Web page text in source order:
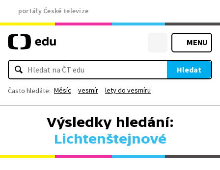
portály České televize
MENU
Hledat
Často hledáte: Měsíc vesmír lety do vesmíru
Výsledky hledání:
Lichtenštejnové